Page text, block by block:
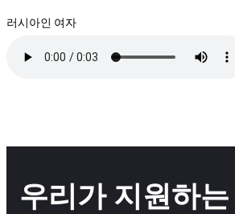
러시아인 여자
우리가 지원하는